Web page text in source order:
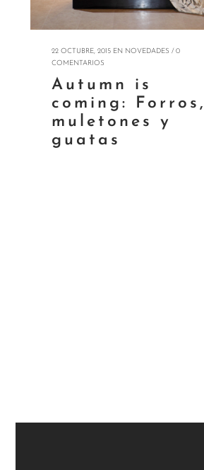
22 OCTUBRE, 2015EN NOVEDADES / 0
COMENTARIOS
Autumn is
coming: Forros,
muletones y
guatas